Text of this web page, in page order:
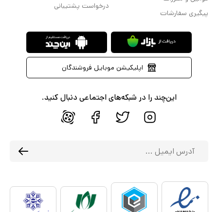
پیگیری سفارشات
درخواست پشتیبانی
اپلیکیشن موبایل فروشندگان
این‌چند را در شبکه‌های اجتماعی دنبال کنید.